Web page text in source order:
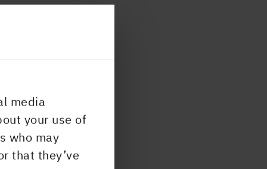
media
your use of
who may
that they’ve